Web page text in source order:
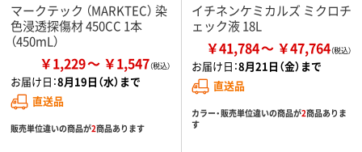
マークテック （MARKTEC） 染
色浸透探傷材 450CC 1本
（450mL）
￥1,229 ￥1,547
お届け日：8月19日（水）まで
直送品
販売単位違いの商品が2商品あります
イチネンケミカルズ ミクロチ
ェック液 18L
￥41,784 ￥47,764
お届け日：8月21日（金）まで
直送品
カラー・販売単位違いの商品が2商品ありま
す